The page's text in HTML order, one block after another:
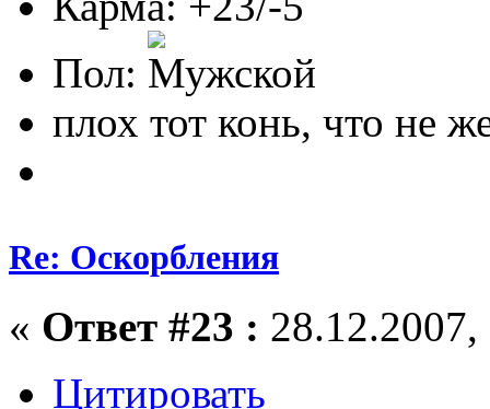
Пол:
плох тот конь, что не
Re: Оскорбления
« Ответ #23 :
Цитировать